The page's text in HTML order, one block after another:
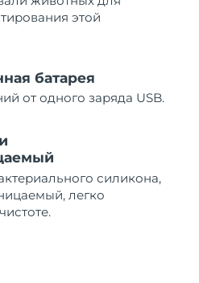
этой
батарея
от одного заряда USB.
силикона,
легко